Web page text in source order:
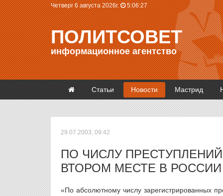
Четверг 6 августа 2026г. 5:06:27
ПОЛИТСОВЕТ
информационное агентство
Статьи Новости Мастрид
29.07.2003, 09:42
ПО ЧИСЛУ
ВТОРОМ МЕСТЕ В РОССИИ
«По абсолютному числу зарегистрированных